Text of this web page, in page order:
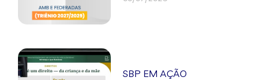
SBP EM AÇÃO